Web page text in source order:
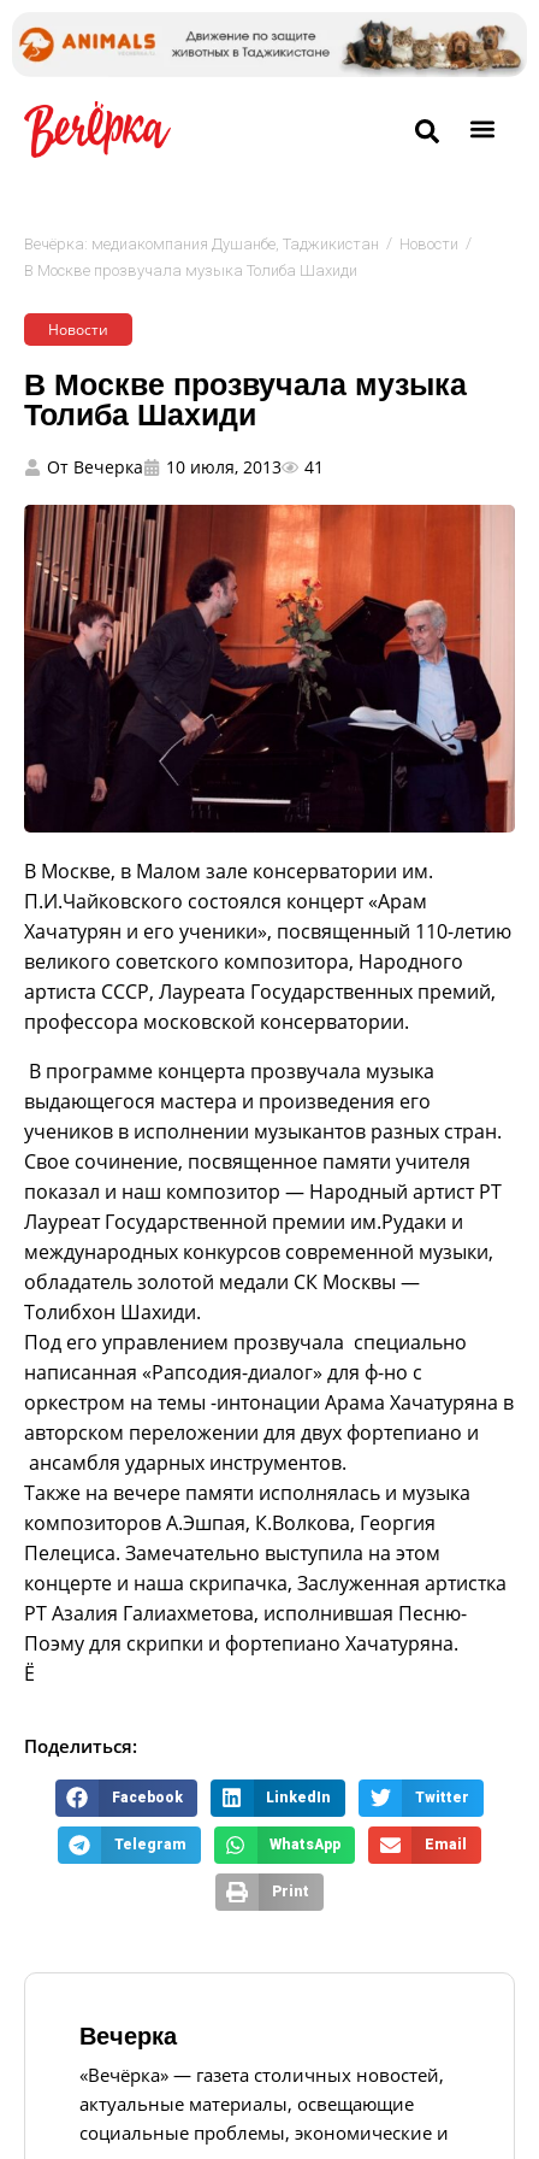
Вечёрка: медиакомпания Душанбе, Таджикистан / Новости /
В Москве прозвучала музыка Толиба Шахиди
Новости
В Москве прозвучала музыка
Толиба Шахиди
От Вечерка 10 июля, 2013 41
В Москве, в Малом зале консерватории им.
П.И.Чайковского состоялся концерт «Арам
Хачатурян и его ученики», посвященный 110-летию
великого советского композитора, Народного
артиста СССР, Лауреата Государственных премий,
профессора московской консерватории.
В программе концерта прозвучала музыка
выдающегося мастера и произведения его
учеников в исполнении музыкантов разных стран.
Свое сочинение, посвященное памяти учителя
показал и наш композитор — Народный артист РТ
Лауреат Государственной премии им.Рудаки и
международных конкурсов современной музыки,
обладатель золотой медали СК Москвы —
Толибхон Шахиди.
Под его управлением прозвучала специально
написанная «Рапсодия-диалог» для ф-но с
оркестром на темы -интонации Арама Хачатуряна в
авторском переложении для двух фортепиано и
ансамбля ударных инструментов.
Также на вечере памяти исполнялась и музыка
композиторов А.Эшпая, К.Волкова, Георгия
Пелециса. Замечательно выступила на этом
концерте и наша скрипачка, Заслуженная артистка
РТ Азалия Галиахметова, исполнившая Песню-
Поэму для скрипки и фортепиано Хачатуряна.
Ё
Поделиться:
Facebook LinkedIn Twitter
Telegram WhatsApp Email
Print
Вечерка
«Вечёрка» — газета столичных новостей,
актуальные материалы, освещающие
социальные проблемы, экономические и